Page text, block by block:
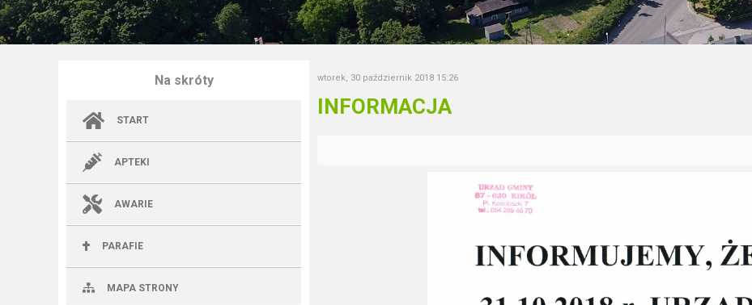
Na skróty
START
APTEKI
AWARIE
PARAFIE
MAPA STRONY
wtorek, 30 październik 2018 15:26
INFORMACJA